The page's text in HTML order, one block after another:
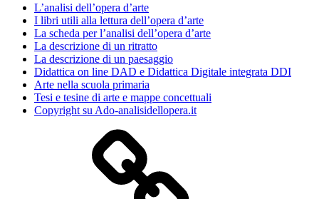
L’analisi dell’opera d’arte
I libri utili alla lettura dell’opera d’arte
La scheda per l’analisi dell’opera d’arte
La descrizione di un ritratto
La descrizione di un paesaggio
Didattica on line DAD e Didattica Digitale integrata DDI
Arte nella scuola primaria
Tesi e tesine di arte e mappe concettuali
Copyright su Ado-analisidellopera.it